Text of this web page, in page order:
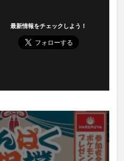
最新情報をチェックしよう！